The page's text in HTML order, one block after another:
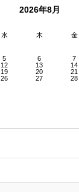
2026年8月
水 木 金
5 6 7
12 13 14
19 20 21
26 27 28